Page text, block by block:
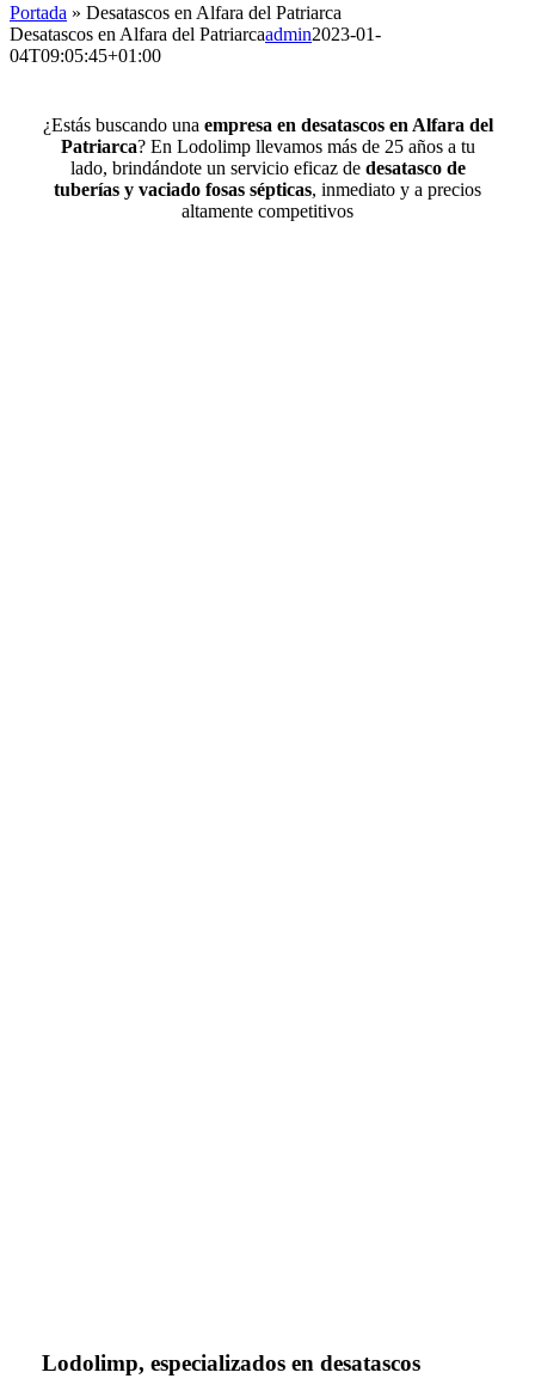
Portada » Desatascos en Alfara del Patriarca
Desatascos en Alfara del Patriarcaadmin2023-01-
04T09:05:45+01:00
¿Estás buscando una empresa en desatascos en Alfara del
Patriarca? En Lodolimp llevamos más de 25 años a tu
lado, brindándote un servicio eficaz dedesatasco de
tuberías y vaciado fosas sépticas, inmediato y a precios
altamente competitivos
Lodolimp, especializados en desatascos